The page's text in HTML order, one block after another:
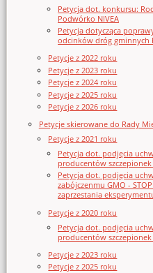
Petycja dot. konkursu:
Podwórko NIVEA
Petycja dotycząca
odcinków dróg gminnych
Petycje z 2022 roku
Petycje z 2023 roku
Petycje z 2024 roku
Petycje z 2025 roku
Petycje z 2026 roku
Petycje skierowane do Rady
Petycje z 2021 roku
Petycja dot. podjęcia
producentów szczepionek
Petycja dot. podjęcia
zabójczenmu GMO -
zaprzestania
Petycje z 2020 roku
Petycja dot. podjęcia
producentów szczepionek
Petycje z 2023 roku
Petycje z 2025 roku